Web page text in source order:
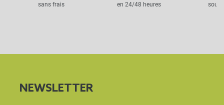
sans frais en 24/48 heures sous
NEWSLETTER